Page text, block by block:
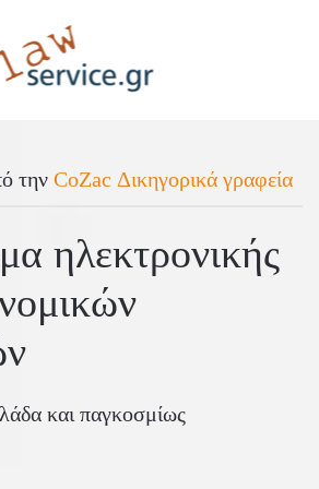
την CoZac Δικηγορικά γραφεία
ηλεκτρονικής
και παγκοσμίως